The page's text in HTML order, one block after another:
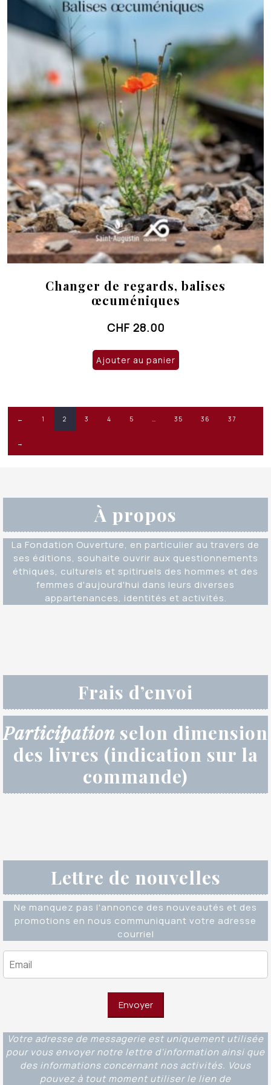
Changer de regards, balises
œcuméniques
CHF 28.00
Ajouter au panier
← 1 2 3 4 5 … 35 36 37
→
À propos
La Fondation Ouverture, en particulier au travers de
ses éditions, souhaite ouvrir aux questionnements
éthiques, culturels et spitiruels des hommes et des
femmes d'aujourd'hui dans leurs diverses
appartenances, identités et activités.
Frais d’envoi
Participation selon dimension
des livres (indication sur la
commande)
Lettre de nouvelles
Ne manquez pas l'annonce des nouveautés et des
promotions en nous communiquant votre adresse
courriel
Votre adresse de messagerie est uniquement utilisée
pour vous envoyer notre lettre d'information ainsi que
des informations concernant nos activités. Vous
pouvez à tout moment utiliser le lien de